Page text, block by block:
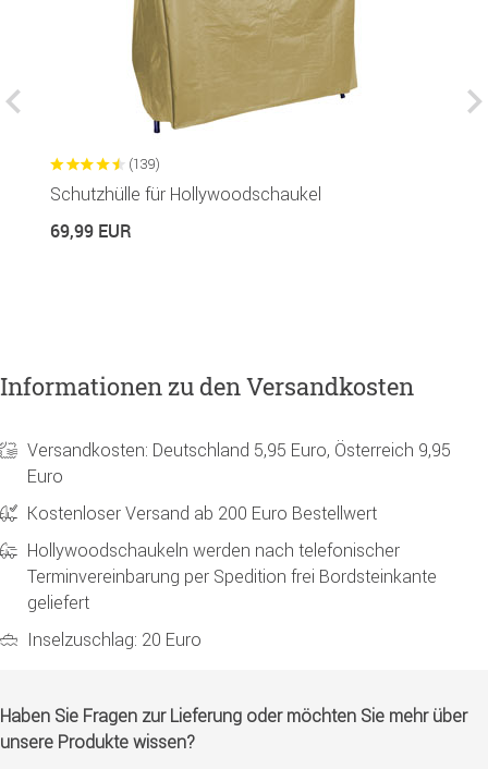
(139)
Schutzhülle für Hollywoodschaukel
69,99 EUR
Informationen zu den Versandkosten
Versandkosten: Deutschland 5,95 Euro, Österreich 9,95
Euro
Kostenloser Versand ab 200 Euro Bestellwert
Hollywoodschaukeln werden nach telefonischer
Terminvereinbarung per Spedition frei Bordsteinkante
geliefert
Inselzuschlag: 20 Euro
Haben Sie Fragen zur Lieferung oder möchten Sie mehr über
unsere Produkte wissen?